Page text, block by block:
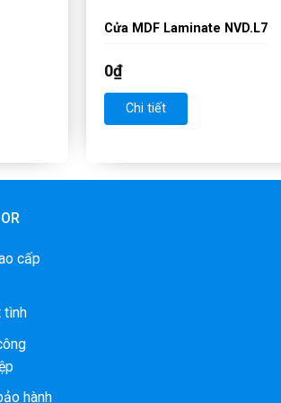
Cửa MDF Laminate NVD.L7
0₫
Chi tiết
cấp
tình
hành